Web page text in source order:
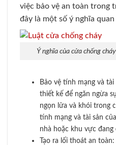
việc bảo vệ an toàn trong
đây là một số ý nghĩa
Ý nghĩa của cửa chống
Bảo vệ tính mạng và
thiết kế để ngăn ngừa
ngọn lửa và khói trong
tính mạng và tài sản
nhà hoặc khu vực đang
Tạo ra lối thoát an